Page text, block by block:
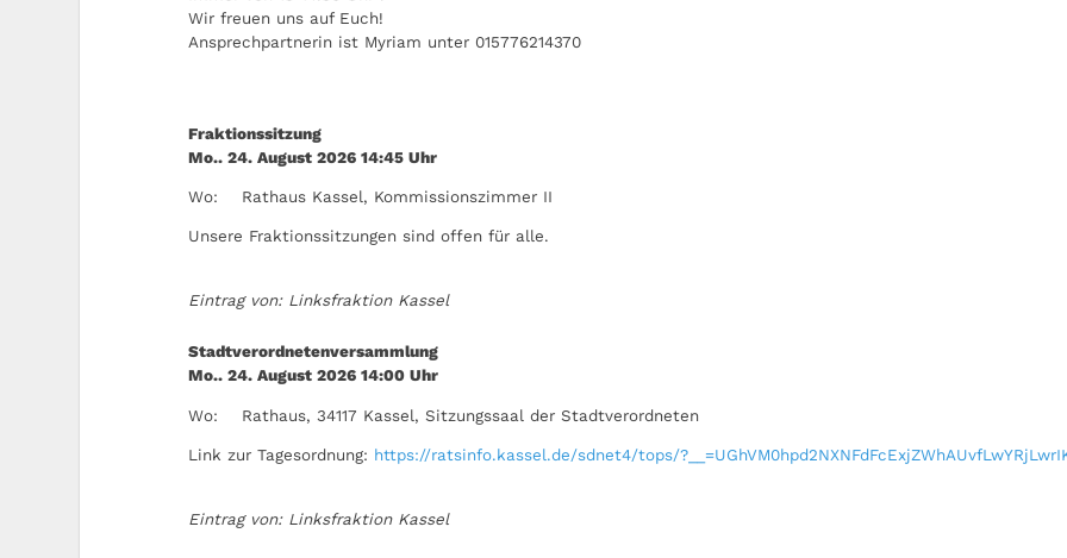
Wir freuen uns auf Euch!
Ansprechpartnerin ist Myriam unter 015776214370
Fraktionssitzung
Mo.. 24. August 2026 14:45 Uhr
Wo: Rathaus Kassel, Kommissionszimmer II
Unsere Fraktionssitzungen sind offen für alle.
Eintrag von: Linksfraktion Kassel
Stadtverordnetenversammlung
Mo.. 24. August 2026 14:00 Uhr
Wo: Rathaus, 34117 Kassel, Sitzungssaal der Stadtverordneten
Link zur Tagesordnung: https://ratsinfo.kassel.de/sdnet4/tops/
Eintrag von: Linksfraktion Kassel